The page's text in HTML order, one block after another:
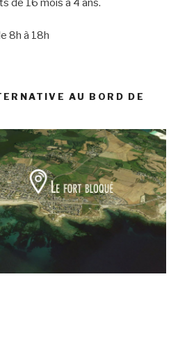
de 16 mois à 4 ans.
8h à 18h
AU BORD DE